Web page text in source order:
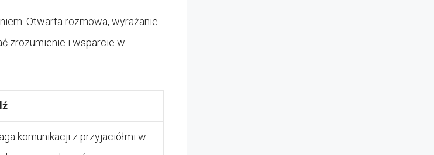
Otwarta rozmowa, wyrażanie
zrozumienie i wsparcie w
komunikacji z przyjaciółmi w